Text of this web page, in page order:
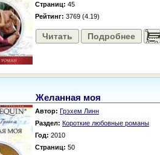
Страниц: 45
Рейтинг: 3769 (4.19)
Читать Подробнее ......
Желанная моя
Автор: Грэхем Линн
Раздел: Короткие любовные романы
Год: 2010
Страниц: 50